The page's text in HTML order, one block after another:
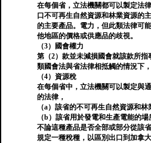
在每個省，立法機關都可以製定法
口不可再生自然資源和林業資源的
的主要產品。電力，但此類法律可
他地區的價格或供應品的歧視。
（3）國會權力
第（2）款並未減損國會就該款所
類國會法與省法律相抵觸的情況下
（4）資源稅
在每個省中，立法機關可以製定與
的法律，
（a）該省的不可再生自然資源和
（b）該省用於發電和生產電能的場
不論這種產品是否全部或部分從該
規定一種稅種，以區別出口到加拿